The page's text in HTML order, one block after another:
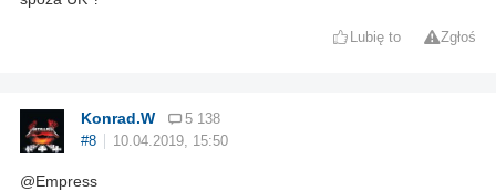
Lubię to Zgłoś
Konrad.W
5 138
#8
10.04.2019, 15:50
@Empress